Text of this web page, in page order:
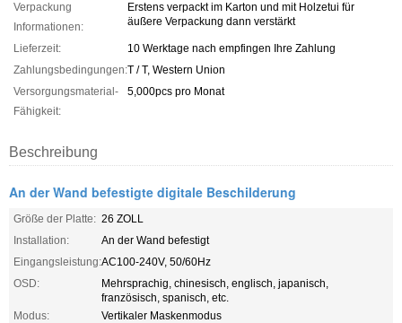
Verpackung
Informationen:
Erstens verpackt im Karton und mit Holzetui für
äußere Verpackung dann verstärkt
Lieferzeit:
10 Werktage nach empfingen Ihre Zahlung
Zahlungsbedingungen:T / T, Western Union
Versorgungsmaterial-
Fähigkeit:
5,000pcs pro Monat
Beschreibung
An der Wand befestigte digitale Beschilderung
Größe der Platte: 26 ZOLL
Installation:
An der Wand befestigt
Eingangsleistung:AC100-240V, 50/60Hz
OSD:
Mehrsprachig, chinesisch, englisch, japanisch,
französisch, spanisch, etc.
Modus:
Vertikaler Maskenmodus